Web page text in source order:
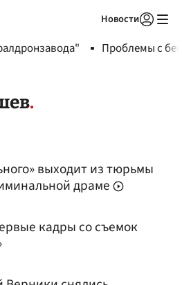
Новости
Проблемы с
выходит из тюрьмы
драме
кадры со съемок